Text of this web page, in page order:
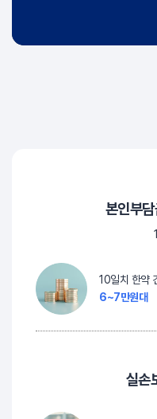
본인부
10일치 한약
6~7만원대
실손